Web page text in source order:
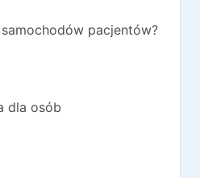
pacjentów?
dla osób